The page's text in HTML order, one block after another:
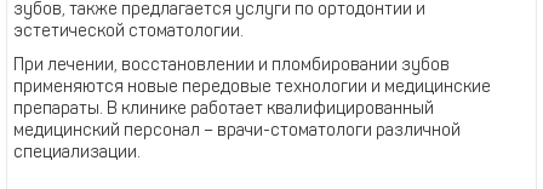
зубов, также предлагается услуги по ортодонтии и
эстетической стоматологии.
При лечении, восстановлении и пломбировании зубов
применяются новые передовые технологии и медицинские
препараты. В клинике работает квалифицированный
медицинский персонал – врачи-стоматологи различной
специализации.